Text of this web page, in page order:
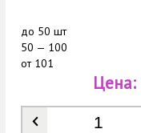
до 50 шт
50 — 100
от101
Количество
Цена: